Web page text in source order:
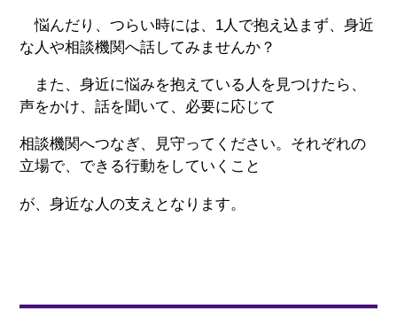
悩んだり、つらい時には、1人で抱え込まず、身近
な人や相談機関へ話してみませんか？
また、身近に悩みを抱えている人を見つけたら、
声をかけ、話を聞いて、必要に応じて
相談機関へつなぎ、見守ってください。それぞれの
立場で、できる行動をしていくこと
が、身近な人の支えとなります。